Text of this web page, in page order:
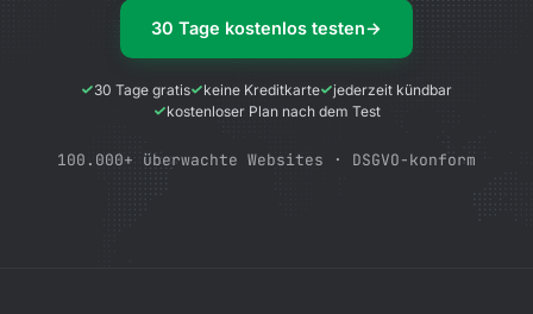
Wöchentlicher Speed-Bericht
Monatliche Performance
30 Tage kostenlos testen→
30 Tage gratis keine Kreditkarte
jederzeit kündbar
kostenloser Plan nach dem Test
100.000+ überwachte Websites · DSGVO-konform